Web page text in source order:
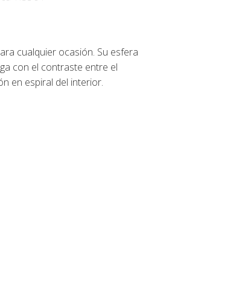
cualquier ocasión. Su esfera
con el contraste entre el
en espiral del interior.